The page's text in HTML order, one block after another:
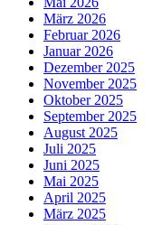
März 2026
Februar 2026
Januar 2026
Dezember 2025
November 2025
Oktober 2025
September 2025
August 2025
Juli 2025
Juni 2025
Mai 2025
April 2025
März 2025